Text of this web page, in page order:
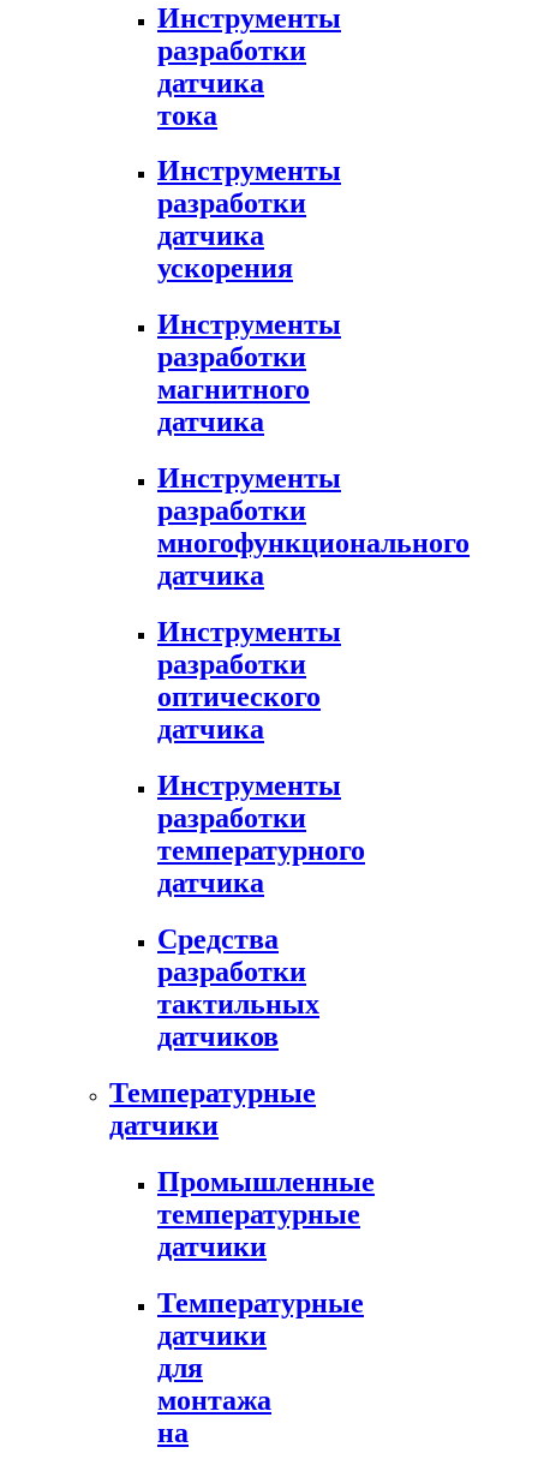
Инструменты
разработки
датчика
тока
Инструменты
разработки
датчика
ускорения
Инструменты
разработки
магнитного
датчика
Инструменты
разработки
многофункционального
датчика
Инструменты
разработки
оптического
датчика
Инструменты
разработки
температурного
датчика
Средства
разработки
тактильных
датчиков
Температурные
датчики
Промышленные
температурные
датчики
Температурные
датчики
для
монтажа
на